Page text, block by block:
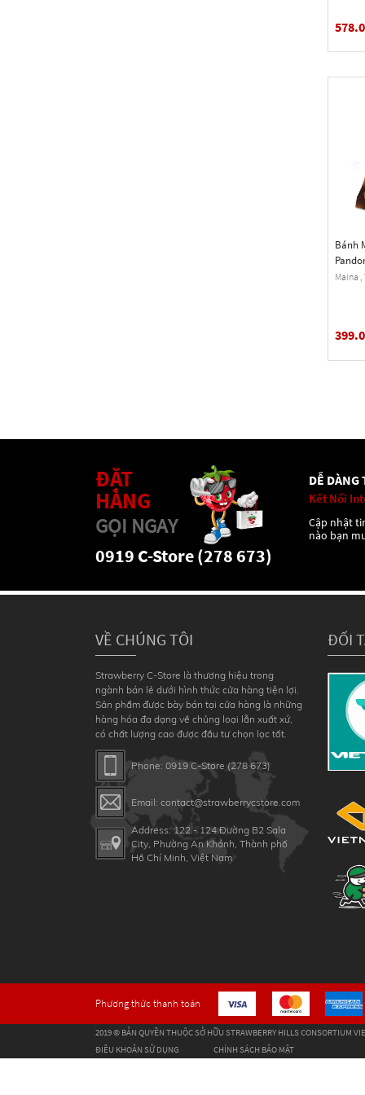
Bánh
(26.45
Maina ,
ĐẶT
HÀNG
GỌI NGAY
0919 C-Store (278 673)
DỄ DÀNG
Kết Nối
Cập nhật
nào bạn
VỀ CHÚNG TÔI ĐỐI
Strawberry C-Store là thương hiệu trong
ngành bán lẻ dưới hình thức cửa hàng tiện lợi.
Sản phẩm được bày bán tại cửa hàng là những
hàng hóa đa dạng về chủng loại lẫn xuất xứ,
có chất lượng cao được đầu tư chọn lọc tốt.
Phone: 0919 C-Store (278 673)
Email: contact@strawberrycstore.com
Address: 122 - 124 Đường B2 Sala
City, Phường An Khánh, Thành phố
Hồ Chí Minh, Việt Nam
Phương thức thanh toán
2019 © BẢN QUYỀN THUỘC SỞ HỮU STRAWBERRY HILLS CONSORTIUM
ĐIỀU KHOẢN SỬ DỤNG
CHÍNH SÁCH BẢO MẬT